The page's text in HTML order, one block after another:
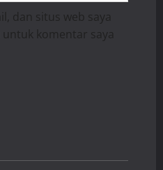
dan situs web saya
komentar saya